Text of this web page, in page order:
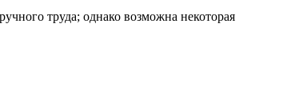
труда; однако возможна некоторая